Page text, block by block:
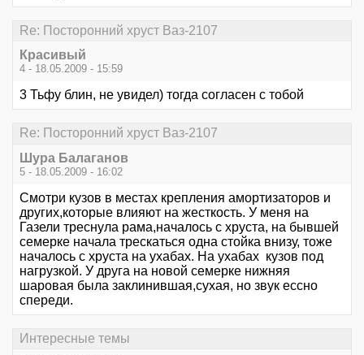
Re: Посторонний хруст Ваз-2107
Красивый
4 - 18.05.2009 - 15:59
3 Тьфу блин, не увидел) тогда согласен с тобой
Re: Посторонний хруст Ваз-2107
Шура Балаганов
5 - 18.05.2009 - 16:02
Смотри кузов в местах крепления амортизаторов и
других,которые влияют на жесткость. У меня на
Газели треснула рама,началось с хруста, на бывшей
семерке начала трескаться одна стойка внизу, тоже
началось с хруста на ухабах. На ухабах кузов под
нагрузкой. У друга на новой семерке нижняя
шаровая была заклинившая,сухая, но звук ессно
спереди.
Интересные темы